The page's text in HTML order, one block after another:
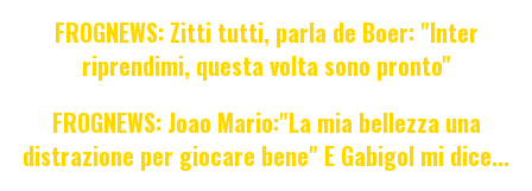
FROGNEWS: Zitti tutti, parla de Boer: "Inter
riprendimi, questa volta sono pronto"
FROGNEWS: Joao Mario:"La mia bellezza una
distrazione per giocare bene" E Gabigol mi dice...